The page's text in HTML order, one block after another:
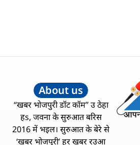
About us
“खबर भोजपुरी डॉट कॉम” उ ठेहा
हs, जवना के सुरुआत बरिस
2016 में भइल। सुरुआत के बेरे से
‘खबर भोजपुरी’ हर खबर रउआ